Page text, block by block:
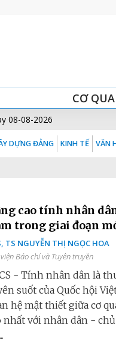
CƠ
08-08-2026
DỰNG ĐẢNG KINH TẾ VĂN
cao tính nhân
trong giai đoạn
TS NGUYỄN THỊ NGỌC HOA
Báo chí và Tuyên truyền
- Tính nhân dân là
suốt của Quốc hội
hệ mật thiết giữa cơ
nhất với nhân dân -